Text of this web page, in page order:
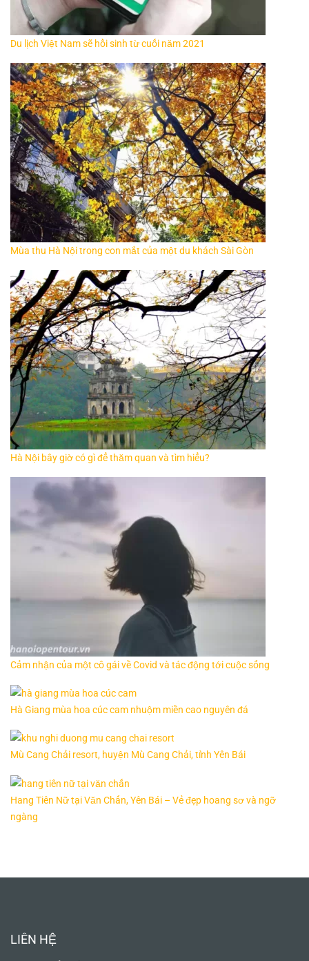
Du lịch Việt Nam sẽ hồi sinh từ cuối năm 2021
Mùa thu Hà Nội trong con mắt của một du khách Sài Gòn
Hà Nội bây giờ có gì để thăm quan và tìm hiểu?
Cảm nhận của một cô gái về Covid và tác động tới cuộc sống
Hà Giang mùa hoa cúc cam nhuộm miền cao nguyên đá
Mù Cang Chải resort, huyện Mù Cang Chải, tỉnh Yên Bái
Hang Tiên Nữ tại Văn Chấn, Yên Bái – Vẻ đẹp hoang sơ và ngỡ
ngàng
LIÊN HỆ